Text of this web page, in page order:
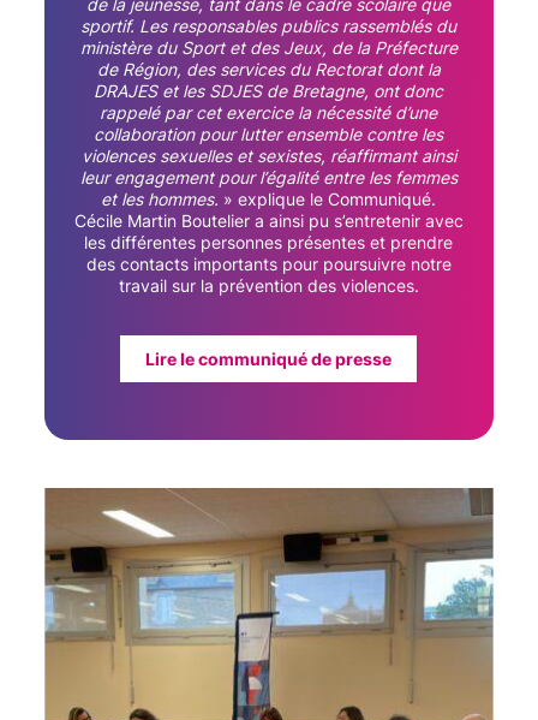
de la jeunesse, tant dans le cadre scolaire que
sportif. Les responsables publics rassemblés du
ministère du Sport et des Jeux, de la Préfecture
de Région, des services du Rectorat dont la
DRAJES et les SDJES de Bretagne, ont donc
rappelé par cet exercice la nécessité d’une
collaboration pour lutter ensemble contre les
violences sexuelles et sexistes, réaffirmant ainsi
leur engagement pour l’égalité entre les femmes
et les hommes. » explique le Communiqué.
Cécile Martin Boutelier a ainsi pu s’entretenir avec
les différentes personnes présentes et prendre
des contacts importants pour poursuivre notre
travail sur la prévention des violences.
Lire le communiqué de presse